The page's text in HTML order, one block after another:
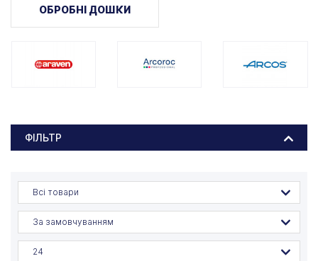
ОБРОБНІ ДОШКИ
ФІЛЬТР
Всі товари
За замовчуванням
24